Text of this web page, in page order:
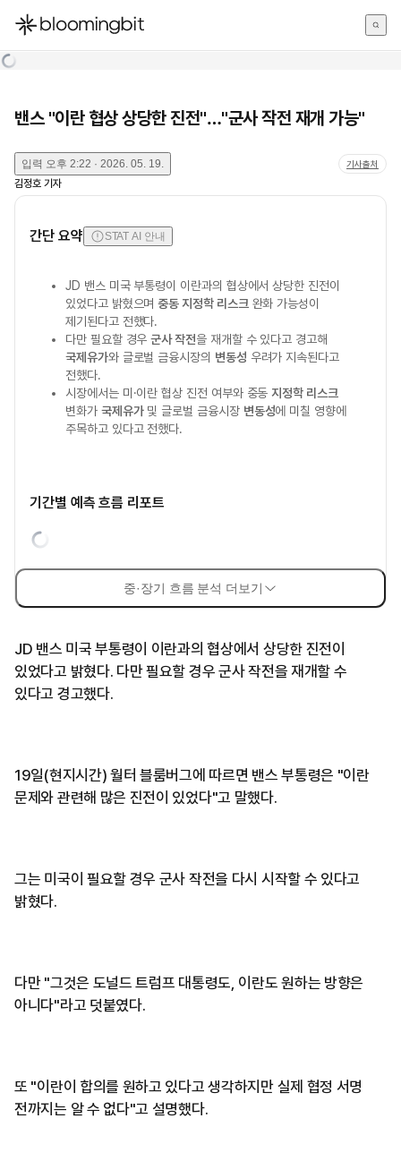
한국어
밴스 "이란 협상 상당한 진전"…"군사 작전 재개 가능"
입력 오후 2:22 · 2026. 05. 19. 기사출처
김정호 기자
간단 요약 STAT AI 안내
JD 밴스 미국 부통령이 이란과의 협상에서 상당한 진전이
있었다고 밝혔으며중동 지정학 리스크완화 가능성이
제기된다고 전했다.
다만 필요할 경우군사 작전을 재개할 수 있다고 경고해
국제유가와 글로벌 금융시장의 변동성 우려가 지속된다고
전했다.
시장에서는 미·이란 협상 진전 여부와 중동지정학 리스크
변화가 국제유가및 글로벌 금융시장 변동성에 미칠 영향에
주목하고 있다고 전했다.
기간별 예측 흐름 리포트
중·장기 흐름 분석 더보기
JD 밴스 미국 부통령이 이란과의 협상에서 상당한 진전이
있었다고 밝혔다. 다만 필요할 경우 군사 작전을 재개할 수
있다고 경고했다.
19일(현지시간) 월터 블룸버그에 따르면 밴스 부통령은 "이란
문제와 관련해 많은 진전이 있었다"고 말했다.
그는 미국이 필요할 경우 군사 작전을 다시 시작할 수 있다고
밝혔다.
다만 "그것은 도널드 트럼프 대통령도, 이란도 원하는 방향은
아니다"라고 덧붙였다.
또 "이란이 합의를 원하고 있다고 생각하지만 실제 협정 서명
전까지는 알 수 없다"고 설명했다.